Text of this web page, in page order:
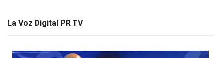
La Voz Digital PR TV